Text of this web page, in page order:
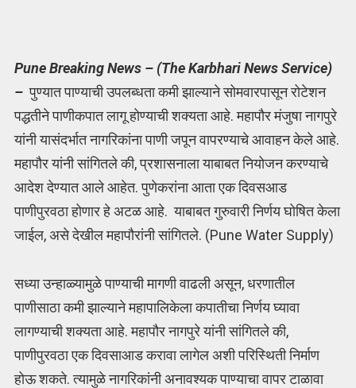
Pune Breaking News – (The Karbhari News Service)
– पुण्यात पाण्याची उपलब्धता कमी झाल्याने सोमवारपासून रोटेशन
पद्धतीने पाणीकपात लागू होण्याची शक्यता आहे. महापौर मंजुषा नागपुरे
यांनी यासंदर्भात नागरिकांना पाणी जपून वापरण्याचे आवाहन केले आहे.
महापौर यांनी सांगितले की, प्रशासनाला याबाबत नियोजन करण्याचे
आदेश देण्यात आले आहेत. पुणेकरांना आता एक दिवसआड
पाणीपुरवठा होणार हे अटळ आहे. याबाबत गुरुवारी निर्णय घोषित केला
जाईल, असे देखील महापौरांनी सांगितले. (Pune Water Supply)
सध्या उन्हाळ्यामुळे पाण्याची मागणी वाढली असून, धरणातील
पाणीसाठा कमी झाल्याने महापालिकेला कपातीचा निर्णय घ्यावा
लागण्याची शक्यता आहे. महापौर नागपुरे यांनी सांगितले की,
पाणीपुरवठा एक दिवसाआड करावा लागेल अशी परिस्थिती निर्माण
होऊ शकते. त्यामुळे नागरिकांनी अनावश्यक पाण्याचा वापर टाळावा